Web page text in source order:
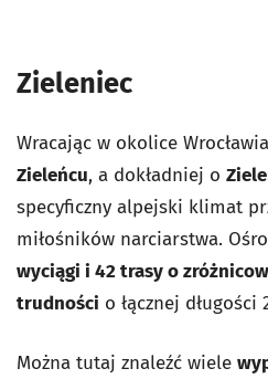
Zieleniec
Wracając w okolice
Zieleńcu, a dokładniej o
specyficzny alpejski klimat
miłośników narciarstwa.
wyciągi i 42 trasy o
trudności o łącznej długości
Można tutaj znaleźć wiele